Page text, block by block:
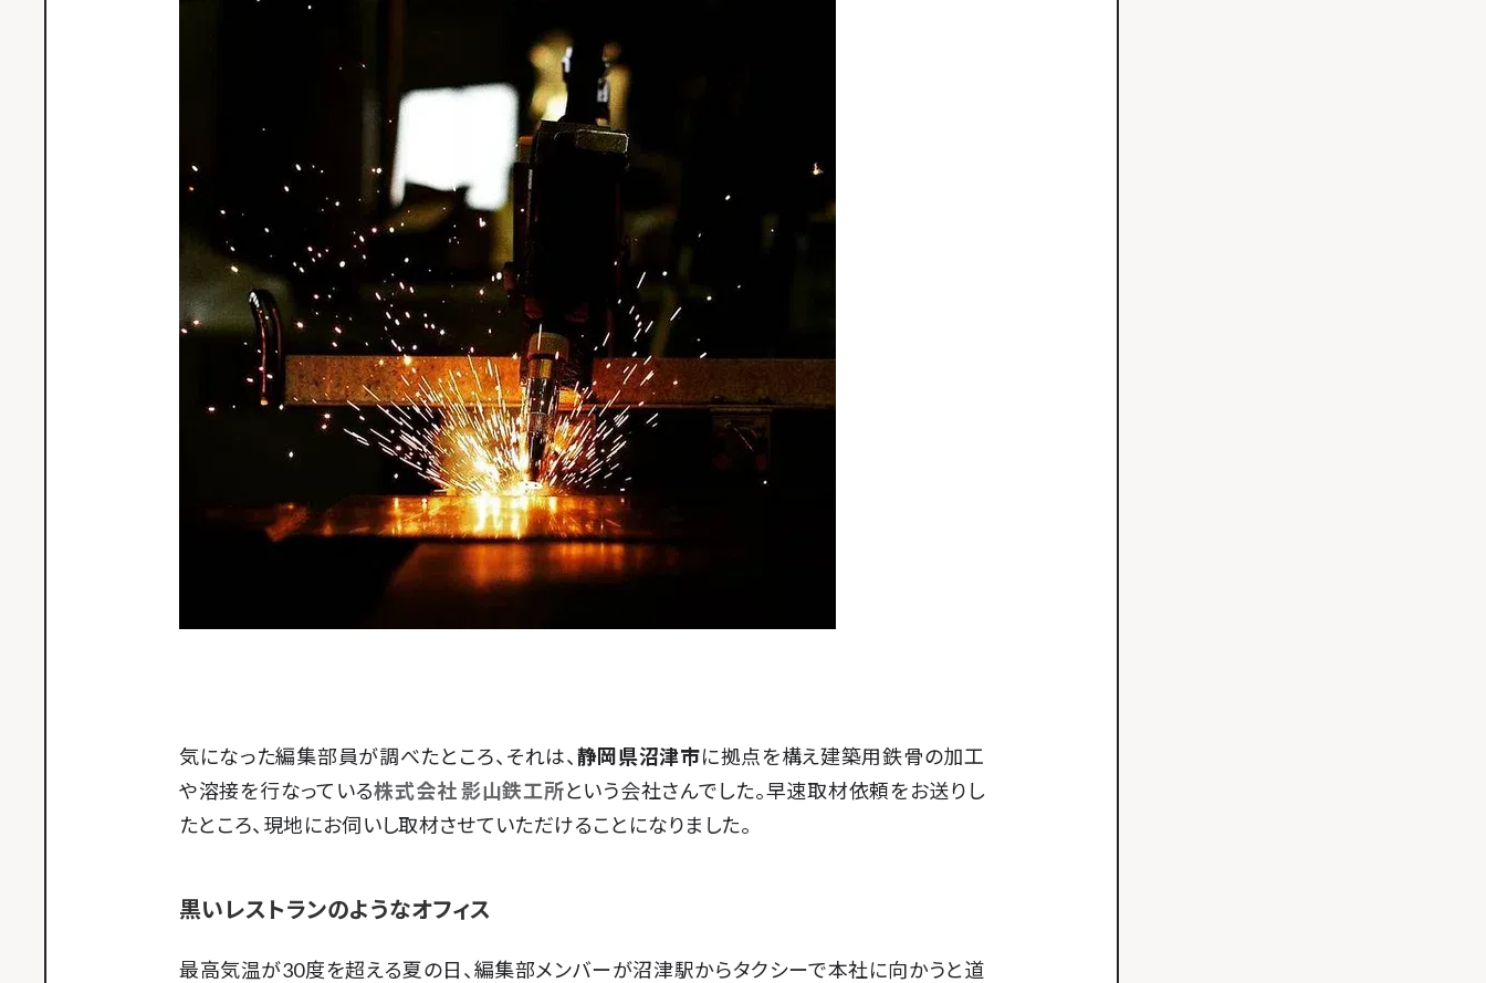
気になった編集部員が調べたところ、それは、 静岡県沼津市に拠点を構え建築用鉄骨の加工
や溶接を行なっている株式会社 影山鉄工所という会社さんでした。早速取材依頼をお送りし
たところ、現地にお伺いし取材させていただけることになりました。
黒いレストランのようなオフィス
最高気温が30度を超える夏の日、編集部メンバーが沼津駅からタクシーで本社に向かうと道